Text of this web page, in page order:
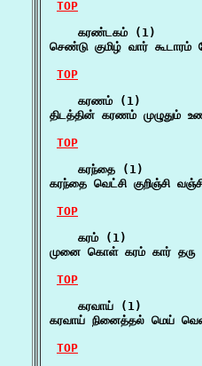
TOP
    கரண்டகம் (1)
செண்டு குமிழ் வார்
TOP
    கரணம் (1)
திடத்தின் கரணம் முழுதும்
TOP
    கரந்தை (1)
கரந்தை வெட்சி குறிஞ்சி
TOP
    கரம் (1)
முனை கொள் கரம் கார் தரு
TOP
    கரவாய் (1)
கரவாய் நினைத்தல் மெய்
TOP